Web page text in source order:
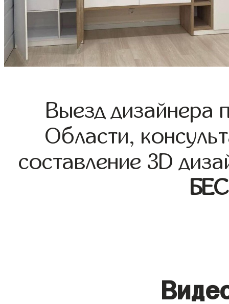
Выезд дизайнера
Области,
составление 3D